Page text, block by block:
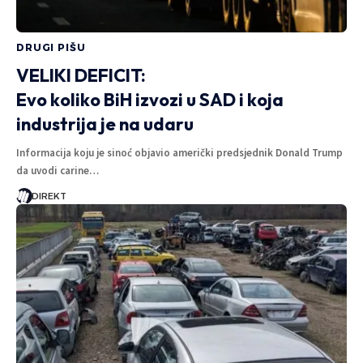
DRUGI PIŠU
VELIKI DEFICIT:
Evo koliko BiH izvozi u SAD i koja
industrija je na udaru
Informacija koju je sinoć objavio američki predsjednik Donald Trump
da uvodi carine…
DIREKT